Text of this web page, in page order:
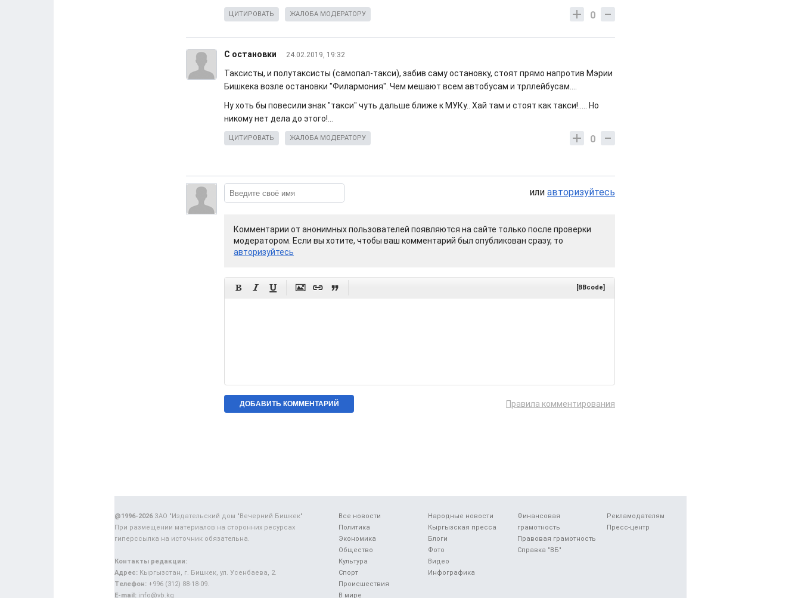
0
ЦИТИРОВАТЬ ЖАЛОБА МОДЕРАТОРУ
С остановки 24.02.2019, 19:32
Таксисты, и полутаксисты (самопал-такси), забив саму остановку, стоят прямо напротив Мэрии
Бишкека возле остановки "Филармония". Чем мешают всем автобусам и трллейбусам....
Ну хоть бы повесили знак "такси" чуть дальше ближе к МУКу.. Хай там и стоят как такси!..... Но
никому нет дела до этого!...
0
ЦИТИРОВАТЬ ЖАЛОБА МОДЕРАТОРУ
или авторизуйтесь
Комментарии от анонимных пользователей появляются на сайте только после проверки
модератором. Если вы хотите, чтобы ваш комментарий был опубликован сразу, то
авторизуйтесь
      [BBcode]
Правила комментирования
Все новости
Политика
Экономика
Общество
Культура
Спорт
Происшествия
В мире
Народные новости
Кыргызская пресса
Блоги
Фото
Видео
Инфографика
Финансовая
грамотность
Правовая грамотность
Справка "ВБ"
Рекламодателям
Пресс-центр
@1996-2026ЗАО "Издательский дом "Вечерний Бишкек"
При размещении материалов на сторонних ресурсах
гиперссылка на источник обязательна.
Контакты редакции:
Адрес: Кыргызстан, г. Бишкек, ул. Усенбаева, 2.
Телефон: +996 (312) 88-18-09.
E-mail: info@vb.kg